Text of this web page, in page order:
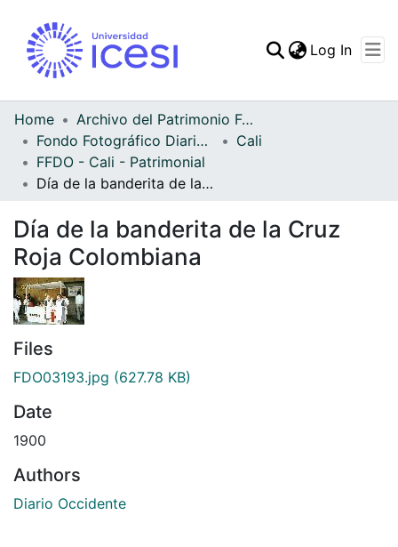
Statistics
Log In
Home
Archivo del Patrimonio Fotográfico y Fílmico del Valle del Cauca
Fondo Fotográfico Diario Occidente
Cali
FFDO - Cali - Patrimonial
Día de la banderita de la Cruz Roja Colombiana
Día de la banderita de la Cruz
Roja Colombiana
Files
FDO03193.jpg (627.78 KB)
Date
1900
Authors
Diario Occidente